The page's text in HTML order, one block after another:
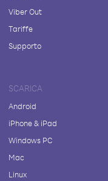
Viber Out
Tariffe
Supporto
SCARICA
Android
iPhone & iPad
Windows PC
Mac
Linux